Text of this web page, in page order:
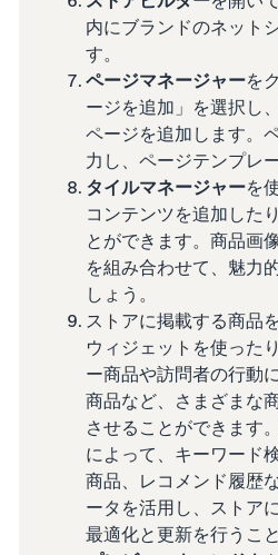
内にブランドのネット
す。
ページマネージャーを
ージを追加」を選択し
ページを追加します。
力し、ページテンプレ
タイルマネージャーを
コンテンツを追加した
とができます。商品画
を組み合わせて、魅力
しょう。
ストアに掲載する商品
ウィジェットを使った
ー商品や訪問者の行動
商品など、さまざまな
させることができます
によって、キーワード
商品、レコメンド履歴
ータを活用し、ストア
最適化と更新を行うこ